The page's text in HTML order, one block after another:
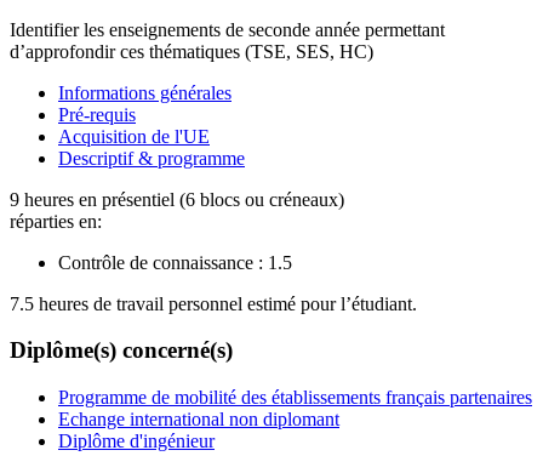
Identifier les enseignements de seconde année permettant
d’approfondir ces thématiques (TSE, SES, HC)
Informations générales
Pré-requis
Acquisition de l'UE
Descriptif & programme
9 heures en présentiel (6 blocs ou créneaux)
réparties en:
Contrôle de connaissance : 1.5
7.5 heures de travail personnel estimé pour l’étudiant.
Diplôme(s) concerné(s)
Programme de mobilité des établissements français partenaires
Echange international non diplomant
Diplôme d'ingénieur